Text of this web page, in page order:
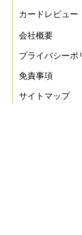
カードレビュー
会社概要
プライバシーポ
免責事項
サイトマップ